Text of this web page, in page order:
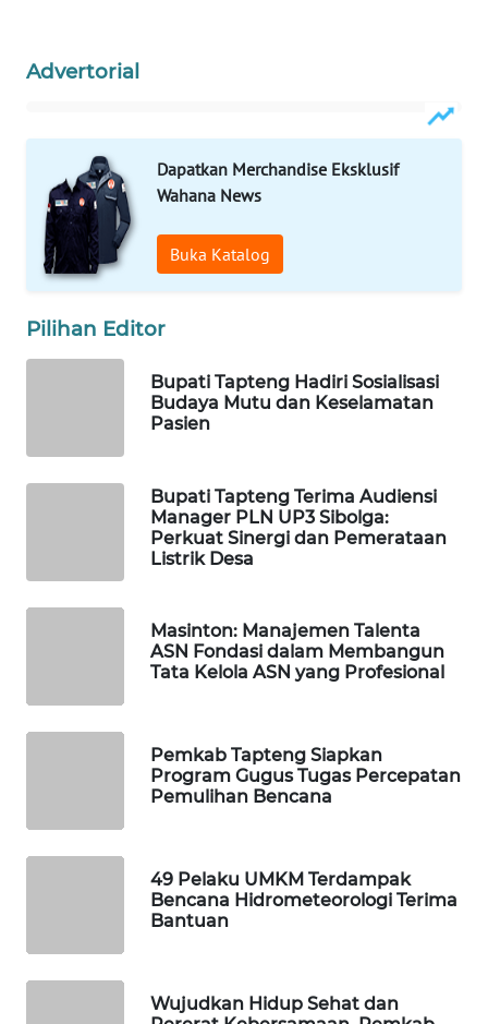
Advertorial
Dapatkan Merchandise Eksklusif
Wahana News
Buka Katalog
Pilihan Editor
Bupati Tapteng Hadiri Sosialisasi
Budaya Mutu dan Keselamatan
Pasien
Bupati Tapteng Terima Audiensi
Manager PLN UP3 Sibolga:
Perkuat Sinergi dan Pemerataan
Listrik Desa
Masinton: Manajemen Talenta
ASN Fondasi dalam Membangun
Tata Kelola ASN yang Profesional
Pemkab Tapteng Siapkan
Program Gugus Tugas Percepatan
Pemulihan Bencana
49 Pelaku UMKM Terdampak
Bencana Hidrometeorologi Terima
Bantuan
Wujudkan Hidup Sehat dan
WAHANA
TRAVEL
WAHANA
TV
WAHANA
SPORT
WAHANA
PERSONA